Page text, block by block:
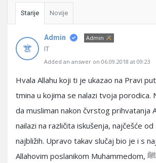
Starije Novije
Admin Admin
IT
Added an answer on 06.09.2018 at 09:23
Hvala Allahu koji ti je ukazao na Pravi
tmina u kojima se nalazi tvoja porodica.
da musliman nakon čvrstog prihvatanja
nailazi na različita iskušenja, najčešće
najbližih. Upravo takav slučaj bio je i s
Allahovim poslanikom Muhammedom, ﷺ. Ako